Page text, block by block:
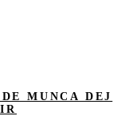
MUNCA DEJ